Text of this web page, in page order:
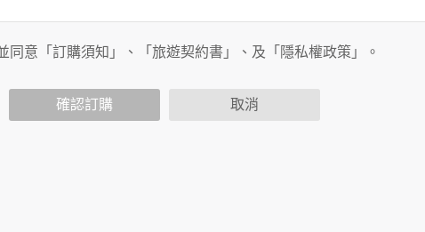
供相關個人的資料，其範圍如下：
用連線設備的 IP 位址、使用時間、使用的瀏覽器、瀏覽及點選資
同意「訂購須知」、「旅遊契約書」、及「隱私權政策」。
確認訂購 取消